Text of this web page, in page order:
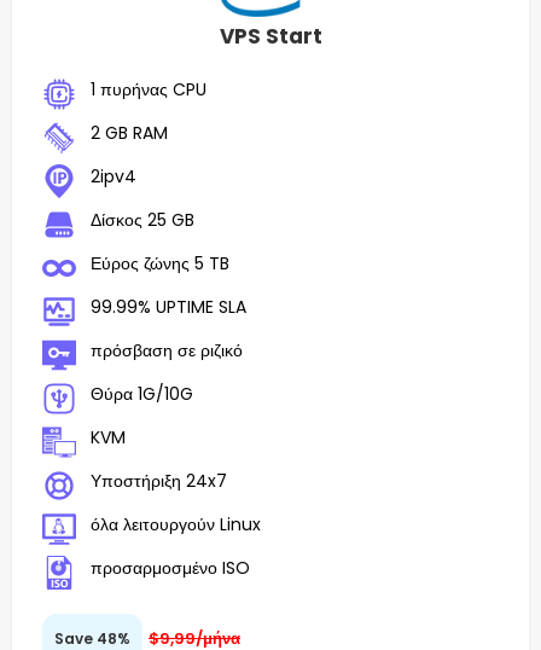
VPS Start
1 πυρήνας CPU
2 GB RAM
2ipv4
Δίσκος 25 GB
Εύρος ζώνης 5 TB
99.99% UPTIME SLA
πρόσβαση σε ριζικό
Θύρα 1G/10G
KVM
Υποστήριξη 24x7
όλα λειτουργούν Linux
προσαρμοσμένο ISO
Save 48% $9,99/μήνα